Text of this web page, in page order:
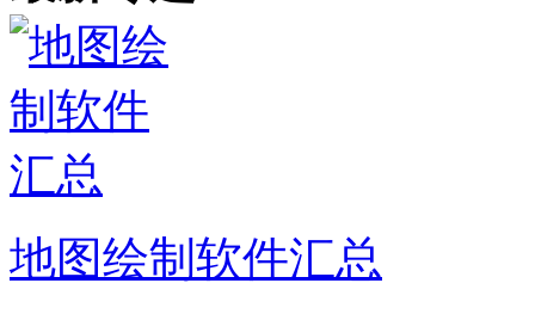
地图绘制软件汇总